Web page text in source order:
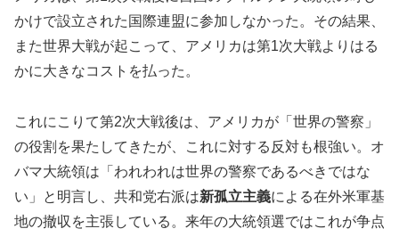
かけで設立された国際連盟に参加しなかった。その結果、
また世界大戦が起こって、アメリカは第1次大戦よりはる
かに大きなコストを払った。
これにこりて第2次大戦後は、アメリカが「世界の警察」
の役割を果たしてきたが、これに対する反対も根強い。オ
バマ大統領は「われわれは世界の警察であるべきではな
い」と明言し、共和党右派は新孤立主義による在外米軍基
地の撤収を主張している。来年の大統領選ではこれが争点